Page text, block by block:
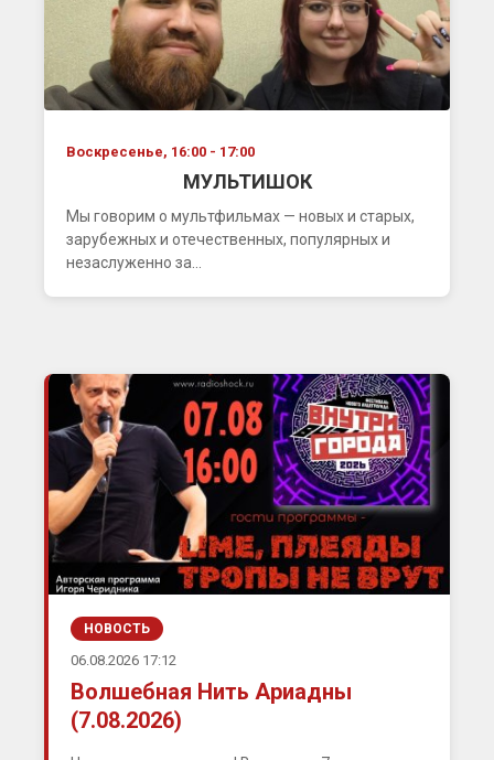
Воскресенье, 16:00 - 17:00
МУЛЬТИШОК
Мы говорим о мультфильмах — новых и старых,
зарубежных и отечественных, популярных и
незаслуженно за...
НОВОСТЬ
06.08.2026 17:12
Волшебная Нить Ариадны
(7.08.2026)